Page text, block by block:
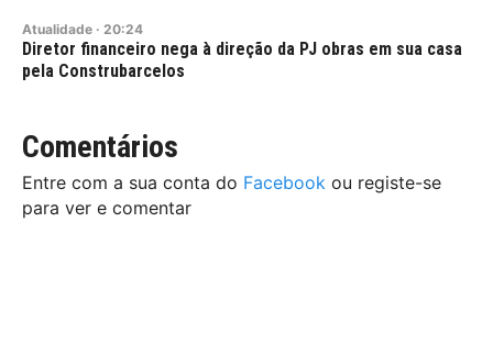
Atualidade · 20:24
Diretor financeiro nega à direção da PJ obras em sua casa
pela Construbarcelos
Comentários
Entre com a sua conta do Facebook ou registe-se
para ver e comentar